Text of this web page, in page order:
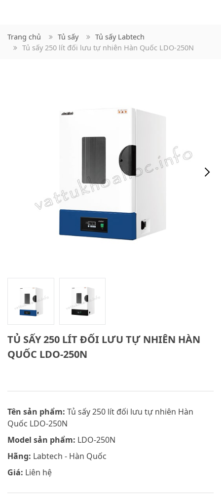
Trang chủ Tủ sấy
Tủ sấy Labtech
Tủ sấy 250 lít đối lưu tự nhiên Hàn Quốc LDO-250N
TỦ SẤY 250 LÍT ĐỐI LƯU TỰ NHIÊN HÀN
QUỐC LDO-250N
Tên sản phẩm: Tủ sấy 250 lít đối lưu tự nhiên Hàn
Quốc LDO-250N
Model sản phẩm: LDO-250N
Hãng: Labtech - Hàn Quốc
Giá: Liên hệ